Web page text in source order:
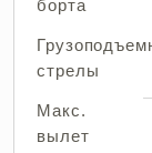
борта
стрелы
Макс.
вылет